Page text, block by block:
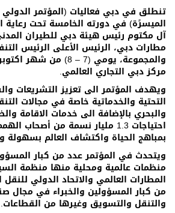
o
k
r p
p
a
m
I
n
تنطلق في دبي فعاليات (المؤتمر
الميسرًة) في دورته الخامسة تحت
آل مكتوم رئيس هيئة دبي للطيران
مطارات دبي، الرئيس الأعلى الرئيس
مركز دبي التجاري العالمي.
ويهدف المؤتمر الى تعزيز التشريعات
التحتية والخدماتية خاصة في مجالات
والبحري بالإضافة الى خدمات الاقامة
احتياجات 1.3 مليار نسمة من
بمباهج الحياة واكتشاف العالم بسهولة
ويتحدث في المؤتمر عدد من كبار
منظمات عالمية ومحلية منها منظمة
المطارات العالمي والاتحاد الدولي للنقل
من كبار المسؤولين والخبراء في مجال
والتنقل والتسويق وغيرها من القطاعات.